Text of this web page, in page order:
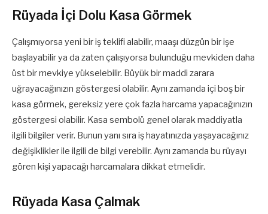
Rüyada İçi Dolu Kasa Görmek
Çalışmıyorsa yeni bir iş teklifi alabilir, maaşı düzgün bir işe
başlayabilir ya da zaten çalışıyorsa bulunduğu mevkiden daha
üst bir mevkiye yükselebilir. Büyük bir maddi zarara
uğrayacağınızın göstergesi olabilir. Aynı zamanda içi boş bir
kasa görmek, gereksiz yere çok fazla harcama yapacağınızın
göstergesi olabilir. Kasa sembolü genel olarak maddiyatla
ilgili bilgiler verir. Bunun yanı sıra iş hayatınızda yaşayacağınız
değişiklikler ile ilgili de bilgi verebilir. Aynı zamanda bu rüyayı
gören kişi yapacağı harcamalara dikkat etmelidir.
Rüyada Kasa Çalmak